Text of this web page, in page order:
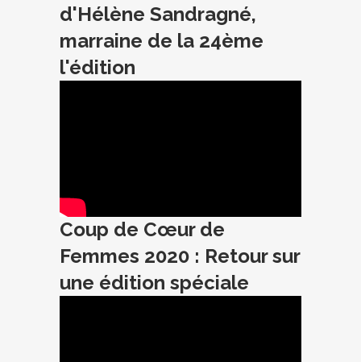
d'Hélène Sandragné,
marraine de la 24ème
l'édition
Coup de Cœur de
Femmes 2020 : Retour sur
une édition spéciale